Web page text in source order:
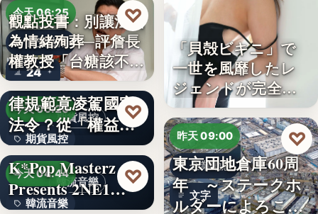
今天 06:25
食安法治
24
觀點投書：別讓法治
為情緒殉葬─評詹長
權教授「台糖該不該
通…
♡
期貨風控
今天 06:20
期貨風控
文字
觀點投書：公會自
律規範竟凌駕國家
法令？從「權益
數」定義看…
♡
韓流音樂
今天 04:44
韓流音樂
K*Pop Masterz
Presents 2NE1…
♡
「貝殻ビキニ」で
一世を風靡したレ
ジェンドが完全復
活武田久…
昨天 09:00
企業動態
文字
東京団地倉庫60周
年 ～ステークホ
ルダーによろこば
♡